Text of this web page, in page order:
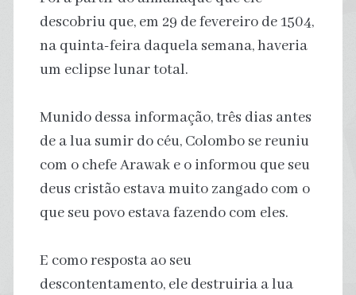
descobriu que, em 29 de fevereiro de 1504,
na quinta-feira daquela semana, haveria
um eclipse lunar total.
Munido dessa informação, três dias antes
de a lua sumir do céu, Colombo se reuniu
com o chefe Arawak e o informou que seu
deus cristão estava muito zangado com o
que seu povo estava fazendo com eles.
E como resposta ao seu
descontentamento, ele destruiria a lua